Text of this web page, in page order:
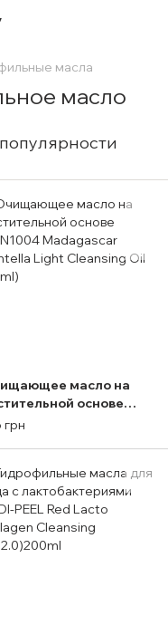
масла
масло
масло на
основе
Madagascar
грн